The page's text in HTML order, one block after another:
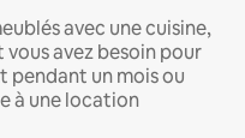
avec une cuisine,
avez besoin pour
un mois ou
à une location